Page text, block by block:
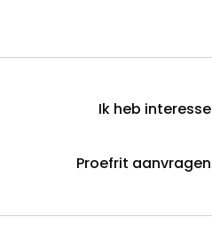
Ik heb interesse
Proefrit aanvragen